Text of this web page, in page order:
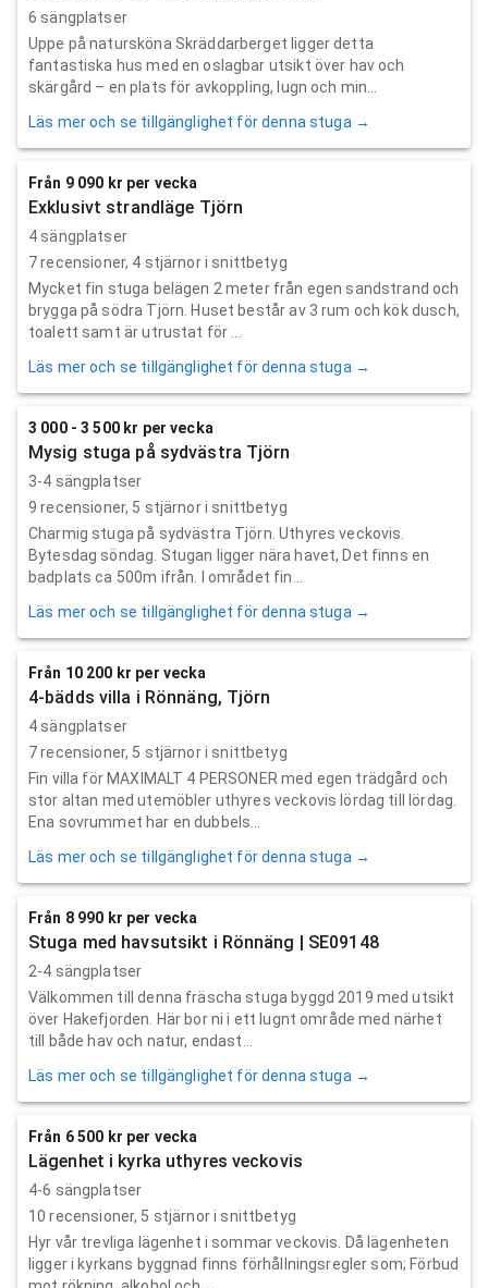
6 sängplatser
Uppe på natursköna Skräddarberget ligger detta
fantastiska hus med en oslagbar utsikt över hav och
skärgård – en plats för avkoppling, lugn och min...
Läs mer och se tillgänglighet för denna stuga →
Från 9 090 kr per vecka
Exklusivt strandläge Tjörn
4 sängplatser
7recensioner, 4 stjärnor i snittbetyg
Mycket fin stuga belägen 2 meter från egen sandstrand och
brygga på södra Tjörn. Huset består av 3 rum och kök dusch,
toalett samt är utrustat för ...
Läs mer och se tillgänglighet för denna stuga →
3 000 - 3 500 kr per vecka
Mysig stuga på sydvästra Tjörn
3-4 sängplatser
9 recensioner, 5 stjärnor i snittbetyg
Charmig stuga på sydvästra Tjörn. Uthyres veckovis.
Bytesdag söndag. Stugan ligger nära havet, Det finns en
badplats ca 500m ifrån. I området fin...
Läs mer och se tillgänglighet för denna stuga →
Från 10 200 kr per vecka
4-bädds villa i Rönnäng, Tjörn
4 sängplatser
7recensioner, 5 stjärnor i snittbetyg
Fin villa för MAXIMALT 4 PERSONER med egen trädgård och
stor altan med utemöbler uthyres veckovis lördag till lördag.
Ena sovrummet har en dubbels...
Läs mer och se tillgänglighet för denna stuga →
Från 8 990 kr per vecka
Stuga med havsutsikt i Rönnäng | SE09148
2-4 sängplatser
Välkommen till denna fräscha stuga byggd 2019 med utsikt
över Hakefjorden. Här bor ni i ett lugnt område med närhet
till både hav och natur, endast...
Läs mer och se tillgänglighet för denna stuga →
Från 6 500 kr per vecka
Lägenhet i kyrka uthyres veckovis
4-6 sängplatser
10 recensioner, 5 stjärnor i snittbetyg
Hyr vår trevliga lägenhet i sommar veckovis. Då lägenheten
ligger i kyrkans byggnad finns förhållningsregler som; Förbud